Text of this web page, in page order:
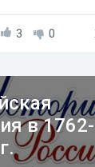
3 0
в 1762-